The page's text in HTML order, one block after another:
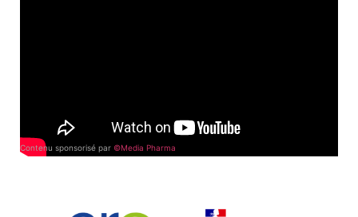
Contenu sponsorisé par ©Media Pharma